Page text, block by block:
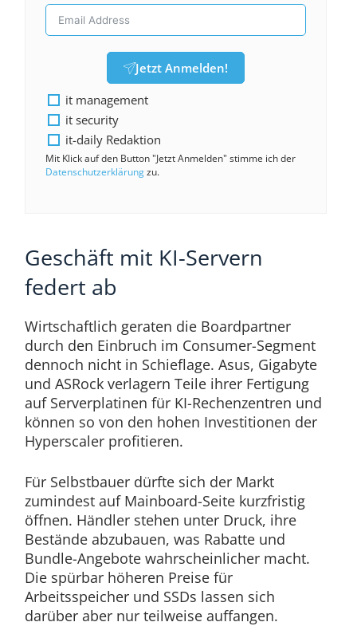
Jetzt Anmelden!
it management
it security
it-daily Redaktion
Mit Klick auf den Button "Jetzt Anmelden" stimme ich der
Datenschutzerklärungzu.
Geschäft mit KI-Servern
federt ab
Wirtschaftlich geraten die Boardpartner
durch den Einbruch im Consumer-Segment
dennoch nicht in Schieflage. Asus, Gigabyte
und ASRock verlagern Teile ihrer Fertigung
auf Serverplatinen für KI-Rechenzentren und
können so von den hohen Investitionen der
Hyperscaler profitieren.
Für Selbstbauer dürfte sich der Markt
zumindest auf Mainboard-Seite kurzfristig
öffnen. Händler stehen unter Druck, ihre
Bestände abzubauen, was Rabatte und
Bundle-Angebote wahrscheinlicher macht.
Die spürbar höheren Preise für
Arbeitsspeicher und SSDs lassen sich
darüber aber nur teilweise auffangen.